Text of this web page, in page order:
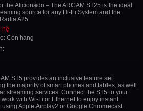
the Aficionado – The ARCAM ST25 is the ideal
source for any Hi-Fi System and the
A25
hệ
Còn hàng
ST5 provides an inclusive feature set
the majority of smart phones and tables, as well
streaming services. Connect the ST5 to your
with Wi-Fi or Ethernet to enjoy instant
using Apple Airplay2 or Google Chromecast.